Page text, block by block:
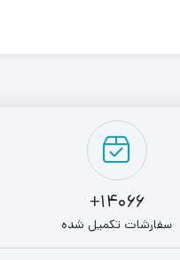
14066+
سفارشات تکمیل شده